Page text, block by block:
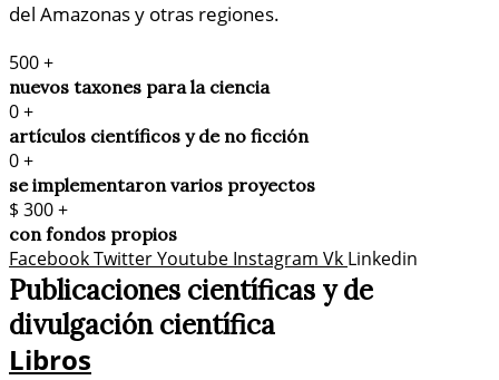
del Amazonas y otras regiones.
500+
nuevos taxones para la ciencia
0+
artículos científicos y de no ficción
0+
se implementaron varios proyectos
$ 300+
con fondos propios
FacebookTwitterYoutube Instagram Vk Linkedin
Publicaciones científicas y de
divulgación científica​
Libros